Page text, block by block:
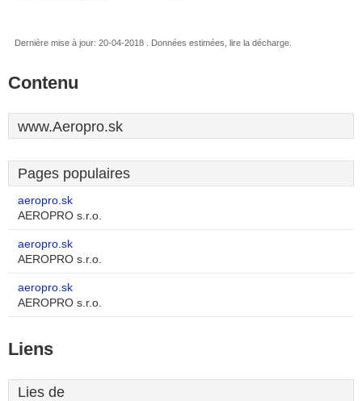
Dernière mise à jour: 20-04-2018 . Données estimées, lire la décharge.
Contenu
www.Aeropro.sk
Pages populaires
aeropro.sk
AEROPRO s.r.o.
aeropro.sk
AEROPRO s.r.o.
aeropro.sk
AEROPRO s.r.o.
Liens
Lies de